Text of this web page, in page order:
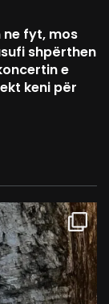
ne fyt, mos
shpërthen
e
keni për